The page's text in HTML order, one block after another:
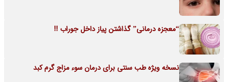
“معجزه درمانی” گذاشتن پیاز داخل جوراب !!
نسخه ویژه طب سنتی برای درمان سوء مزاج گرم کبد